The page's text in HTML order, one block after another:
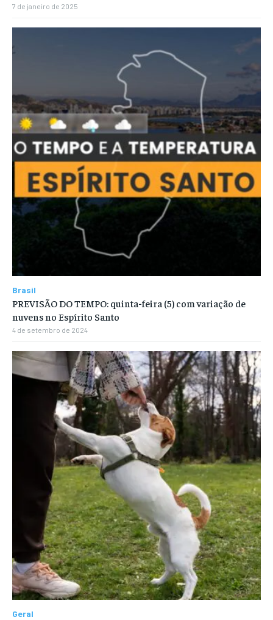
7 de janeiro de 2025
Brasil
PREVISÃO DO TEMPO: quinta-feira (5) com variação de
nuvens no Espírito Santo
4 de setembro de 2024
Geral